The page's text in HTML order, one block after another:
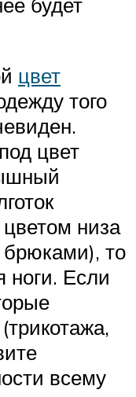
цвет
того
цвет
низа
то
ноги. Если
всему